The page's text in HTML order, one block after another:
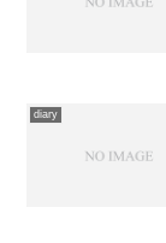
diary